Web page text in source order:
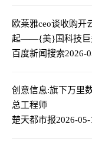
欧莱雅ceo谈收购开
起——{美}国科技巨
百度新闻搜索2026-
创意信息:旗下万里
总工程师
楚天都市报2026-05-